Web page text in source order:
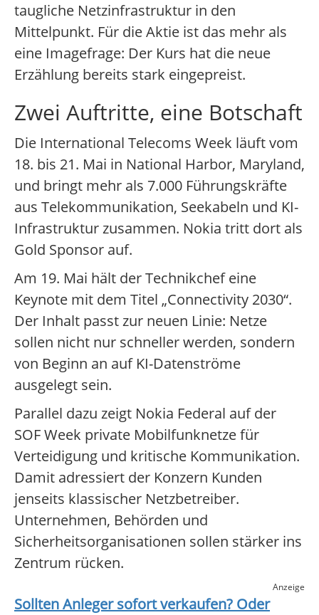
taugliche Netzinfrastruktur in den
Mittelpunkt. Für die Aktie ist das mehr als
eine Imagefrage: Der Kurs hat die neue
Erzählung bereits stark eingepreist.
Zwei Auftritte, eine Botschaft
Die International Telecoms Week läuft vom
18. bis 21. Mai in National Harbor, Maryland,
und bringt mehr als 7.000 Führungskräfte
aus Telekommunikation, Seekabeln und KI-
Infrastruktur zusammen. Nokia tritt dort als
Gold Sponsor auf.
Am 19. Mai hält der Technikchef eine
Keynote mit dem Titel „Connectivity 2030“.
Der Inhalt passt zur neuen Linie: Netze
sollen nicht nur schneller werden, sondern
von Beginn an auf KI-Datenströme
ausgelegt sein.
Parallel dazu zeigt Nokia Federal auf der
SOF Week private Mobilfunknetze für
Verteidigung und kritische Kommunikation.
Damit adressiert der Konzern Kunden
jenseits klassischer Netzbetreiber.
Unternehmen, Behörden und
Sicherheitsorganisationen sollen stärker ins
Zentrum rücken.
Anzeige
Sollten Anleger sofort verkaufen? Oder